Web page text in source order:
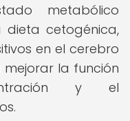
metabólico
cetogénica,
en el cerebro
la función
y el